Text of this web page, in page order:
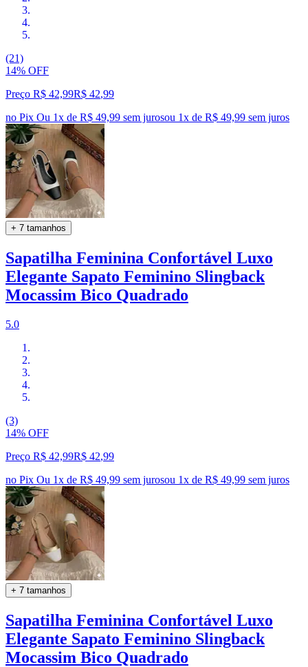
(21)
14% OFF
Preço R$ 42,99R$ 42,99
no Pix Ou 1x de R$ 49,99 sem jurosou 1x de R$ 49,99 sem juros
+ 7 tamanhos
Sapatilha Feminina Confortável Luxo
Elegante Sapato Feminino Slingback
Mocassim Bico Quadrado
5.0
(3)
14% OFF
Preço R$ 42,99R$ 42,99
no Pix Ou 1x de R$ 49,99 sem jurosou 1x de R$ 49,99 sem juros
+ 7 tamanhos
Sapatilha Feminina Confortável Luxo
Elegante Sapato Feminino Slingback
Mocassim Bico Quadrado